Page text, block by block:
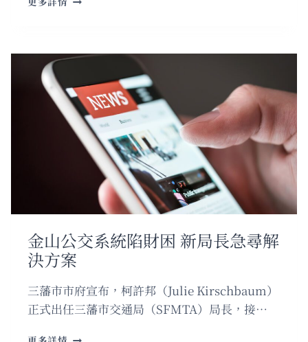
管
員
護
航
學
童
金山公交系統陷財困 新局長急尋解
決方案
三藩市市府宣布，柯許邦（Julie Kirschbaum）
正式出任三藩市交通局（SFMTA）局長，接…